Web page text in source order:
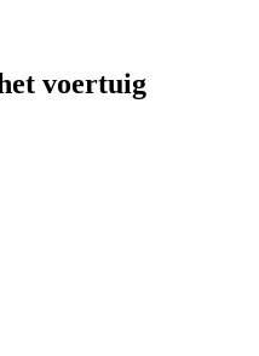
voertuig